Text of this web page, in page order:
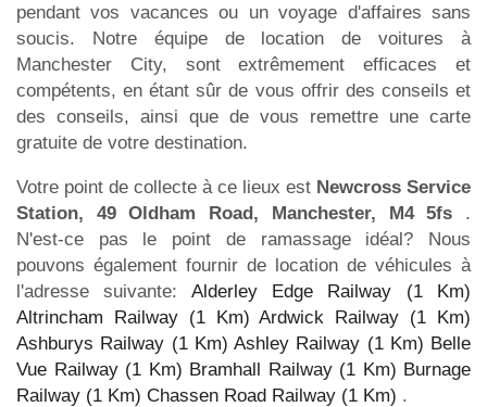
pendant vos vacances ou un voyage d'affaires sans
soucis. Notre équipe de location de voitures à
Manchester City, sont extrêmement efficaces et
compétents, en étant sûr de vous offrir des conseils et
des conseils, ainsi que de vous remettre une carte
gratuite de votre destination.
Votre point de collecte à ce lieux est Newcross Service
Station, 49 Oldham Road, Manchester, M4 5fs .
N'est-ce pas le point de ramassage idéal? Nous
pouvons également fournir de location de véhicules à
l'adresse suivante: Alderley Edge Railway (1 Km)
Altrincham Railway (1 Km) Ardwick Railway (1 Km)
Ashburys Railway (1 Km) Ashley Railway (1 Km) Belle
Vue Railway (1 Km) Bramhall Railway (1 Km) Burnage
Railway (1 Km) Chassen Road Railway (1 Km) .